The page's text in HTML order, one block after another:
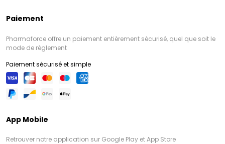
Paiement
Pharmaforce offre un paiement entièrement sécurisé, quel que soit le
mode de règlement
Paiement sécurisé et simple
App Mobile
Retrouver notre application sur Google Play et App Store